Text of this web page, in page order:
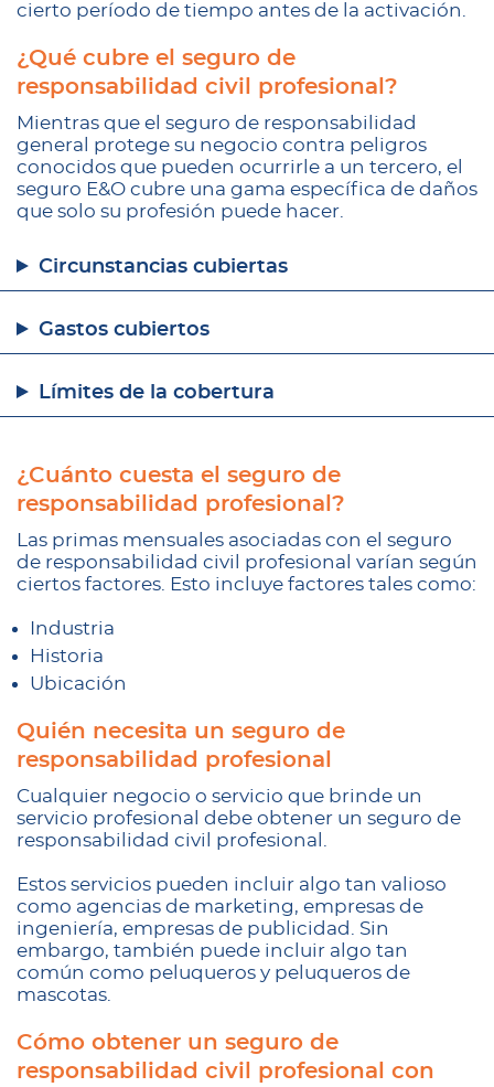
cierto período de tiempo antes de la activación.
¿Qué cubre el seguro de
responsabilidad civil profesional?
Mientras que el seguro de responsabilidad
general protege su negocio contra peligros
conocidos que pueden ocurrirle a un tercero, el
seguro E&O cubre una gama específica de daños
que solo su profesión puede hacer.
Circunstancias cubiertas
Gastos cubiertos
Límites de la cobertura
¿Cuánto cuesta el seguro de
responsabilidad profesional?
Las primas mensuales asociadas con el seguro
de responsabilidad civil profesional varían según
ciertos factores. Esto incluye factores tales como:
Industria
Historia
Ubicación
Quién necesita un seguro de
responsabilidad profesional
Cualquier negocio o servicio que brinde un
servicio profesional debe obtener un seguro de
responsabilidad civil profesional.
Estos servicios pueden incluir algo tan valioso
como agencias de marketing, empresas de
ingeniería, empresas de publicidad. Sin
embargo, también puede incluir algo tan
común como peluqueros y peluqueros de
mascotas.
Cómo obtener un seguro de
responsabilidad civil profesional con